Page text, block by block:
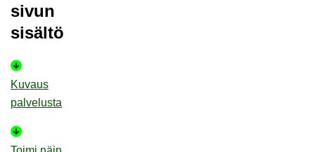
sivun
si­säl­tö
Ku­vaus
pal­ve­lus­ta